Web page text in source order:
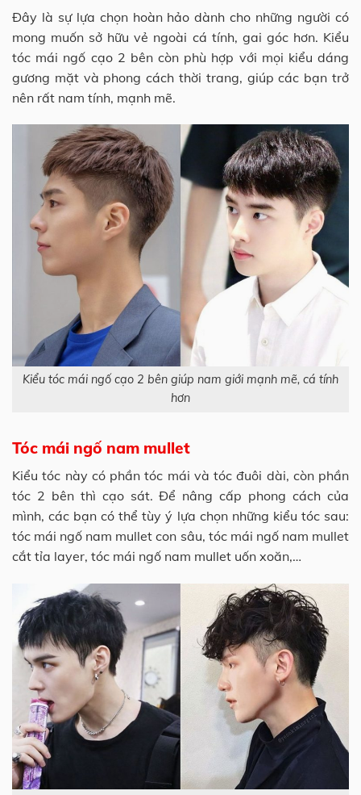
Đây là sự lựa chọn hoàn hảo dành cho những người có
mong muốn sở hữu vẻ ngoài cá tính, gai góc hơn. Kiểu
tóc mái ngố cạo 2 bên còn phù hợp với mọi kiểu dáng
gương mặt và phong cách thời trang, giúp các bạn trở
nên rất nam tính, mạnh mẽ.
Kiểu tóc mái ngố cạo 2 bên giúp nam giới mạnh mẽ, cá tính
hơn
Tóc mái ngố nam mullet
Kiểu tóc này có phần tóc mái và tóc đuôi dài, còn phần
tóc 2 bên thì cạo sát. Để nâng cấp phong cách của
mình, các bạn có thể tùy ý lựa chọn những kiểu tóc sau:
tóc mái ngố nam mullet con sâu, tóc mái ngố nam mullet
cắt tỉa layer, tóc mái ngố nam mullet uốn xoăn,…